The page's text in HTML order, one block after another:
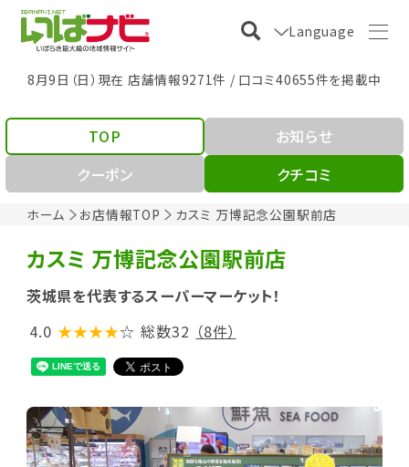
Language
8月9日（日）現在 店舗情報9271件 / 口コミ40655件を掲載中
ホーム お店情報TOP カスミ 万博記念公園駅前店
TOP
お知らせ
クーポン
クチコミ
カスミ 万博記念公園駅前店
茨城県を代表するスーパーマーケット！
4.0 ★★★★☆ 総数32 （8件）